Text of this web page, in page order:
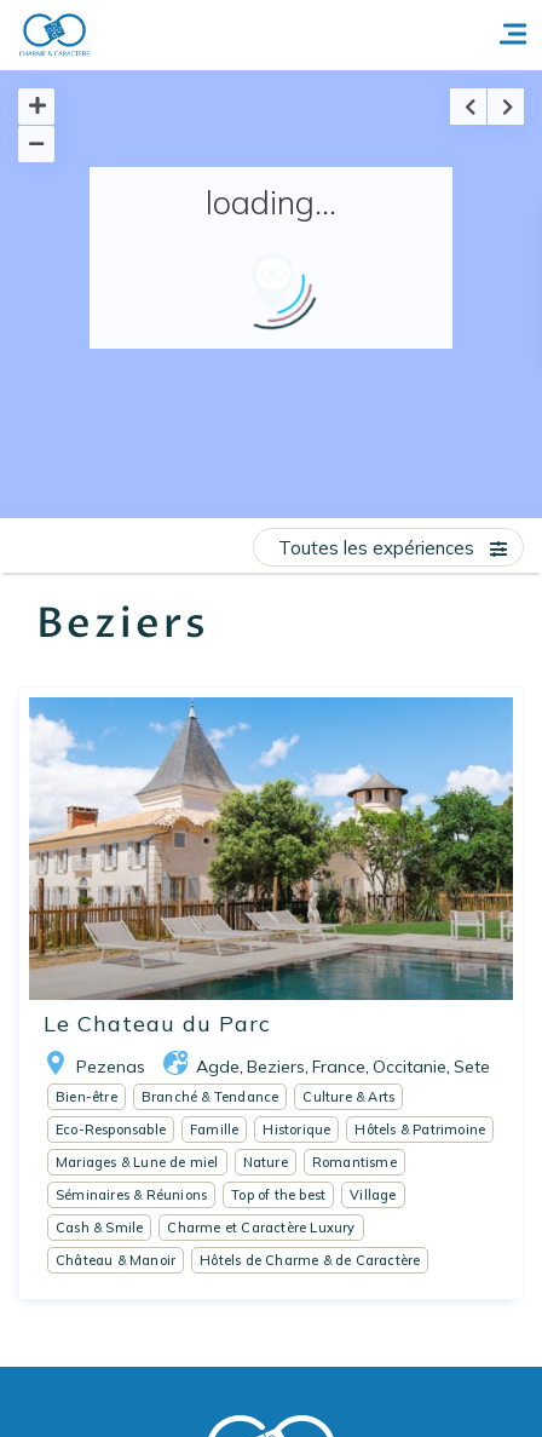
Accueil
Nos adresses en France
loading...
Beziers
Toutes les expériences
Le Chateau du Parc
Pezenas Agde Beziers France Occitanie Sete
Bien-être Branché & Tendance
Culture & Arts
Eco-Responsable
Famille Historique
Hôtels & Patrimoine
Mariages & Lune de miel
Nature
Romantisme
Séminaires & Réunions
Top of the best
Village
Cash & Smile
Charme et Caractère Luxury
Château & Manoir
Hôtels de Charme & de Caractère